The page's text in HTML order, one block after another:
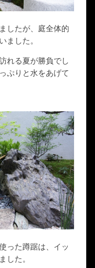
したが、庭全体的
ました。
れる夏が勝負でし
ぷりと水をあげて
った蹲踞は、イッ
した。